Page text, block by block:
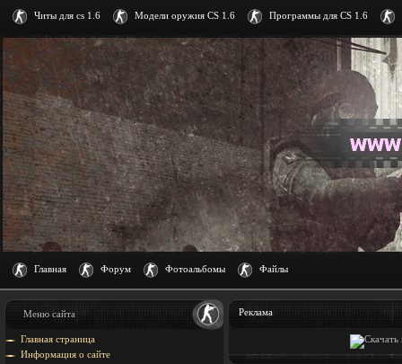
Читы для cs 1.6 Модели оружия CS 1.6 Программы для CS 1.6
Главная Форум Фотоальбомы Файлы
Меню сайта
Главная страница
Информация о сайте
Реклама